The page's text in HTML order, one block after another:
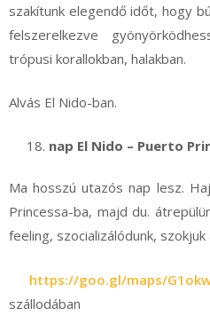
szakítunk elegendő időt, hogy
felszerelkezve
trópusi korallokban, halakban.
Alvás El Nido-ban.
nap El Nido – Puerto
Ma hosszú utazós nap lesz.
Princessa-ba, majd du.
feeling, szocializálódunk,
https://goo.gl/maps/
szállodában